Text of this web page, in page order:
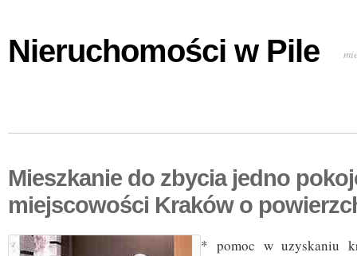
Nieruchomości w Pile
Mieszkanie do zbycia jedno
miejscowości Kraków o
* pomoc w uzyskaniu